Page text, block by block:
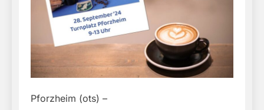
Pforzheim (ots) –